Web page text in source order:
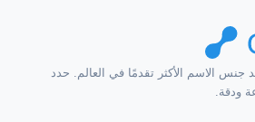
جنس الاسم الأكثر تقدمًا في العالم. حدد
ودقة.